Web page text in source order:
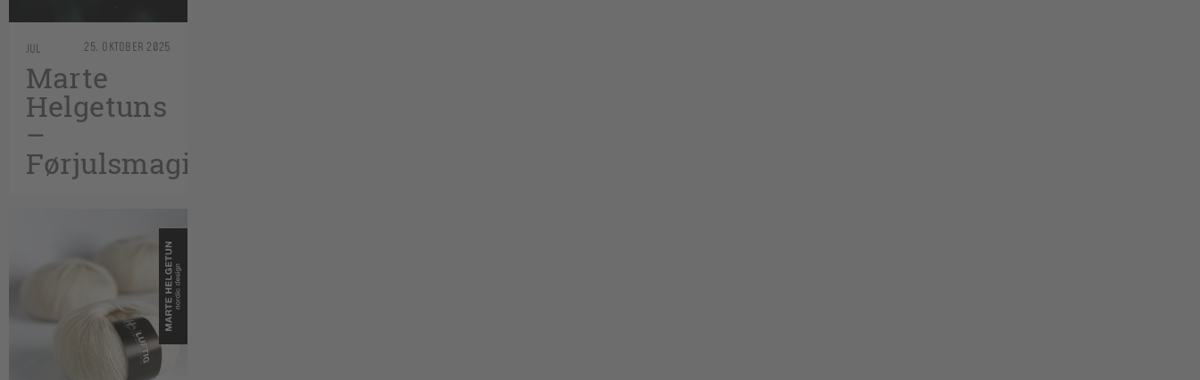
JUL 25. OKTOBER 2025
Marte
Helgetuns
–
Førjulsmagi